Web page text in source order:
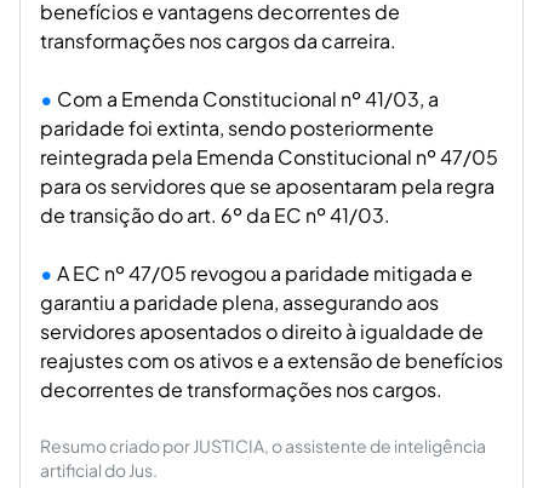
benefícios e vantagens decorrentes de
transformações nos cargos da carreira.
Com a Emenda Constitucional nº 41/03, a
paridade foi extinta, sendo posteriormente
reintegrada pela Emenda Constitucional nº 47/05
para os servidores que se aposentaram pela regra
de transição do art. 6º da EC nº 41/03.
A EC nº 47/05 revogou a paridade mitigada e
garantiu a paridade plena, assegurando aos
servidores aposentados o direito à igualdade de
reajustes com os ativos e a extensão de benefícios
decorrentes de transformações nos cargos.
Resumo criado por JUSTICIA, o assistente de inteligência
artificial do Jus.